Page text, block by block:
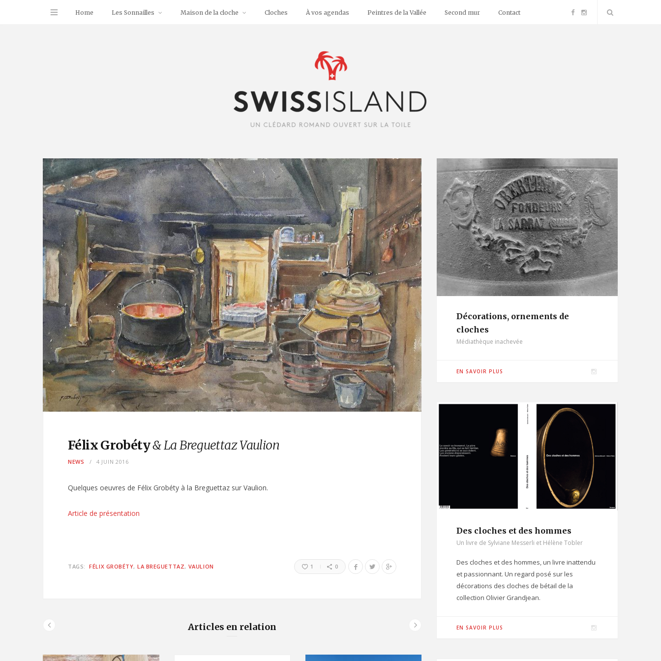
Home Les Sonnailles Maison de la cloche Cloches À vos agendas Peintres de la Vallée Second mur Contact F
o
k
I
r
a
m
Félix Grobéty& La Breguettaz Vaulion
NEWS 4 JUIN 2016
Quelques oeuvres de Félix Grobéty à la Breguettaz sur Vaulion.
Article de présentation
TAGS: FÉLIX GROBÉTY LA BREGUETTAZ VAULION 1 0
Articles en relation
Décorations, ornements de
cloches
Médiathèque inachevée
EN SAVOIR PLUS
I
Des cloches et des hommes
Un livre de Sylviane Messerli et Hélène Tobler
Des cloches et des hommes, un livre inattendu
et passionnant. Un regard posé sur les
décorations des cloches de bétail de la
collection Olivier Grandjean.
EN SAVOIR PLUS
I